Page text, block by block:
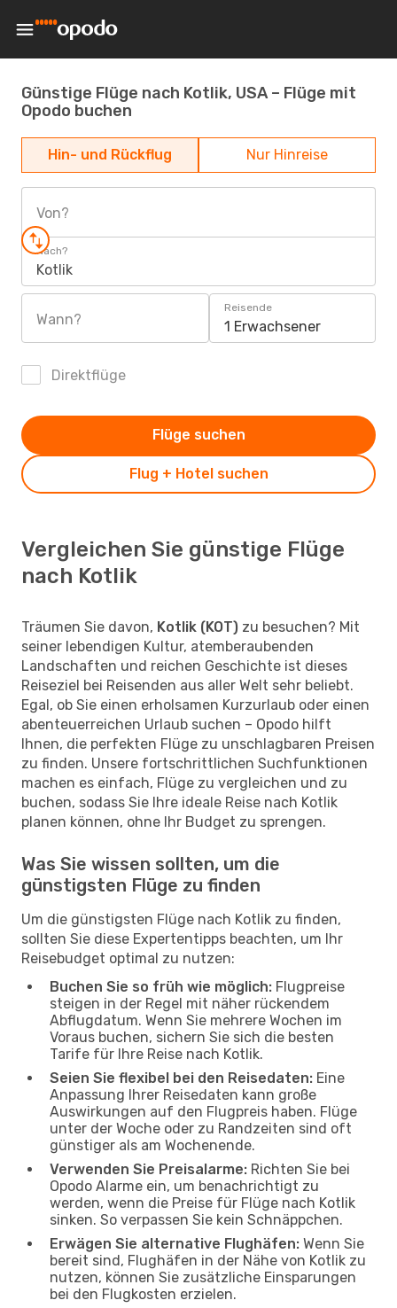
Günstige Flüge nach Kotlik, USA – Flüge mit
Opodo buchen
Hin- und Rückflug Nur Hinreise
Von?
Nach?
Kotlik
Wann?
Reisende
1 Erwachsener
Direktflüge
Flug + Hotel suchen
Flüge suchen
Vergleichen Sie günstige Flüge
nach Kotlik
Träumen Sie davon, Kotlik (KOT) zu besuchen? Mit
seiner lebendigen Kultur, atemberaubenden
Landschaften und reichen Geschichte ist dieses
Reiseziel bei Reisenden aus aller Welt sehr beliebt.
Egal, ob Sie einen erholsamen Kurzurlaub oder einen
abenteuerreichen Urlaub suchen – Opodo hilft
Ihnen, die perfekten Flüge zu unschlagbaren Preisen
zu finden. Unsere fortschrittlichen Suchfunktionen
machen es einfach, Flüge zu vergleichen und zu
buchen, sodass Sie Ihre ideale Reise nach Kotlik
planen können, ohne Ihr Budget zu sprengen.
Was Sie wissen sollten, um die
günstigsten Flüge zu finden
Um die günstigsten Flüge nach Kotlik zu finden,
sollten Sie diese Expertentipps beachten, um Ihr
Reisebudget optimal zu nutzen:
Buchen Sie so früh wie möglich: Flugpreise
steigen in der Regel mit näher rückendem
Abflugdatum. Wenn Sie mehrere Wochen im
Voraus buchen, sichern Sie sich die besten
Tarife für Ihre Reise nach Kotlik.
Seien Sie flexibel bei den Reisedaten: Eine
Anpassung Ihrer Reisedaten kann große
Auswirkungen auf den Flugpreis haben. Flüge
unter der Woche oder zu Randzeiten sind oft
günstiger als am Wochenende.
Verwenden Sie Preisalarme: Richten Sie bei
Opodo Alarme ein, um benachrichtigt zu
werden, wenn die Preise für Flüge nach Kotlik
sinken. So verpassen Sie kein Schnäppchen.
Erwägen Sie alternative Flughäfen: Wenn Sie
bereit sind, Flughäfen in der Nähe von Kotlik zu
nutzen, können Sie zusätzliche Einsparungen
bei den Flugkosten erzielen.